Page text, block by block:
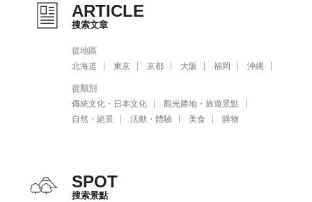
ARTICLE
搜索文章
從地區
北海道
東京 京都 大阪 福岡 沖縄
從類別
傳統文化・日本文化
觀光勝地・旅遊景點
自然・絕景
活動・體驗 美食 購物
SPOT
搜索景點